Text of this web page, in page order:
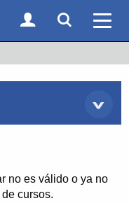
web
Acceso Socios
Acceso
no es válido o ya no
cursos.